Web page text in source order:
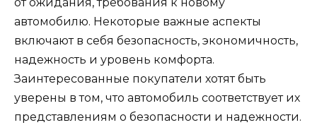
автомобилю. Некоторые важные аспекты
включают в себя безопасность, экономичность,
надежность и уровень комфорта.
Заинтересованные покупатели хотят быть
уверены в том, что автомобиль соответствует их
представлениям о безопасности и надежности.